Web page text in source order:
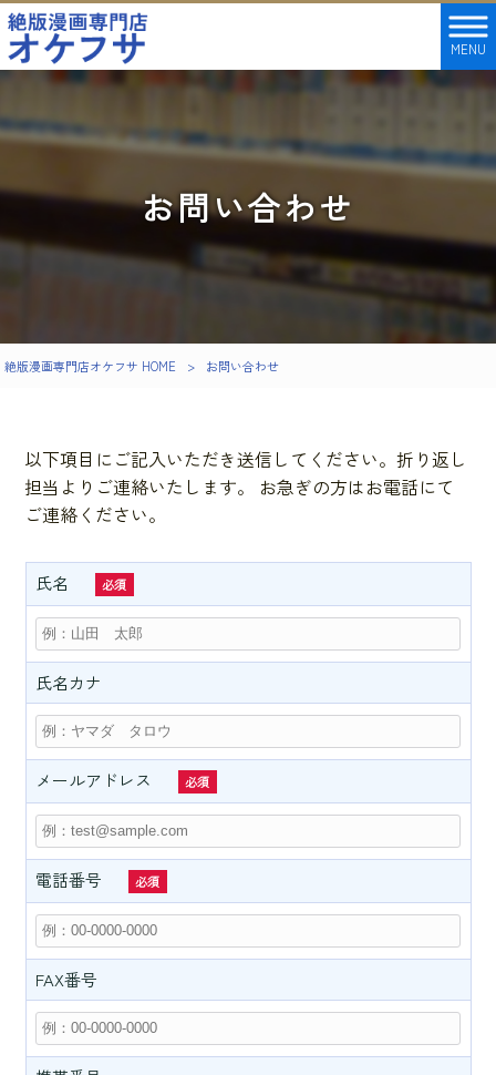
MENU
お問い合わせ
絶版漫画専門店オケフサ HOME > お問い合わせ
以下項目にご記入いただき送信してください。折り返し
担当よりご連絡いたします。 お急ぎの方はお電話にて
ご連絡ください。
氏名 必須
氏名カナ
メールアドレス 必須
電話番号 必須
FAX番号